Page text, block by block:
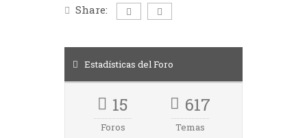
Share:
Estadísticas del Foro
15
Foros
617
Temas